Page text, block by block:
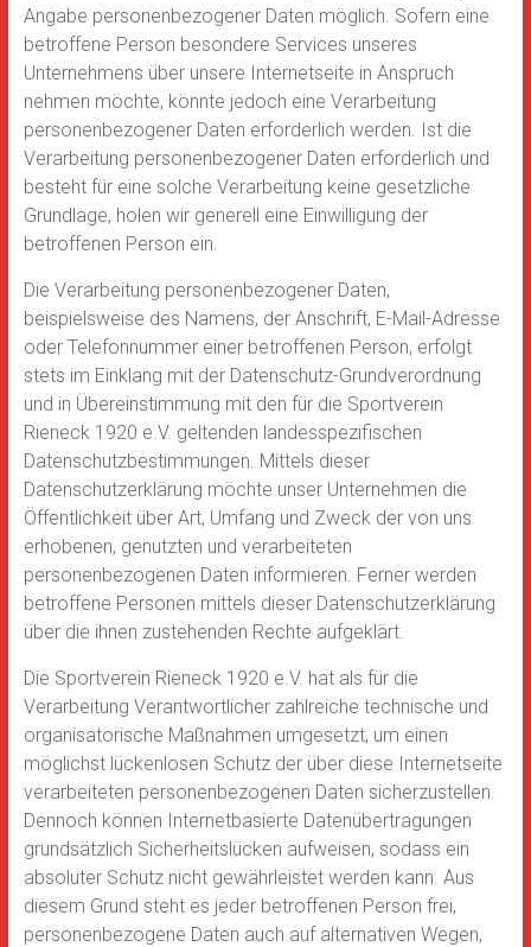
Angabe personenbezogener Daten möglich. Sofern eine
betroffene Person besondere Services unseres
Unternehmens über unsere Internetseite in Anspruch
nehmen möchte, könnte jedoch eine Verarbeitung
personenbezogener Daten erforderlich werden. Ist die
Verarbeitung personenbezogener Daten erforderlich und
besteht für eine solche Verarbeitung keine gesetzliche
Grundlage, holen wir generell eine Einwilligung der
betroffenen Person ein.
Die Verarbeitung personenbezogener Daten,
beispielsweise des Namens, der Anschrift, E-Mail-Adresse
oder Telefonnummer einer betroffenen Person, erfolgt
stets im Einklang mit der Datenschutz-Grundverordnung
und in Übereinstimmung mit den für die Sportverein
Rieneck 1920 e.V. geltenden landesspezifischen
Datenschutzbestimmungen. Mittels dieser
Datenschutzerklärung möchte unser Unternehmen die
Öffentlichkeit über Art, Umfang und Zweck der von uns
erhobenen, genutzten und verarbeiteten
personenbezogenen Daten informieren. Ferner werden
betroffene Personen mittels dieser Datenschutzerklärung
über die ihnen zustehenden Rechte aufgeklärt.
Die Sportverein Rieneck 1920 e.V. hat als für die
Verarbeitung Verantwortlicher zahlreiche technische und
organisatorische Maßnahmen umgesetzt, um einen
möglichst lückenlosen Schutz der über diese Internetseite
verarbeiteten personenbezogenen Daten sicherzustellen.
Dennoch können Internetbasierte Datenübertragungen
grundsätzlich Sicherheitslücken aufweisen, sodass ein
absoluter Schutz nicht gewährleistet werden kann. Aus
diesem Grund steht es jeder betroffenen Person frei,
personenbezogene Daten auch auf alternativen Wegen,